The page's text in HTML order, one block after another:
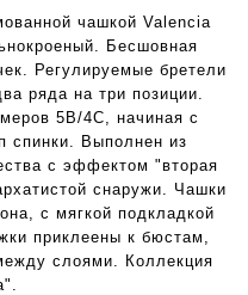
чашкой Valencia
Бесшовная
Регулируемые бретели
ряда на три позиции.
5B/4C, начиная с
спинки. Выполнен из
с эффектом "вторая
снаружи. Чашки
с мягкой подкладкой
приклеены к бюстам,
слоями. Коллекция